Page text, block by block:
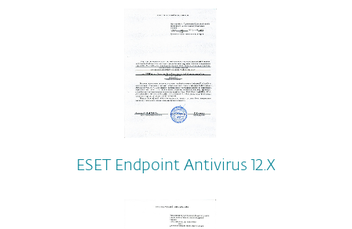
ESET Endpoint Antivirus 12.Х